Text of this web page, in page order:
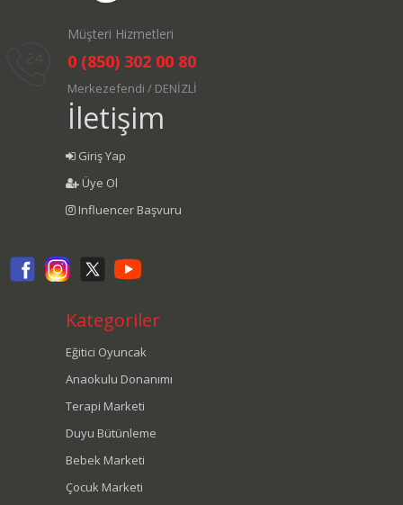
Müşteri Hizmetleri
0 (850) 302 00 80
Merkezefendi / DENİZLİ
İletişim
Giriş Yap
Üye Ol
Influencer Başvuru
Kategoriler
Eğitici Oyuncak
Anaokulu Donanımı
Terapi Marketi
Duyu Bütünleme
Bebek Marketi
Çocuk Marketi